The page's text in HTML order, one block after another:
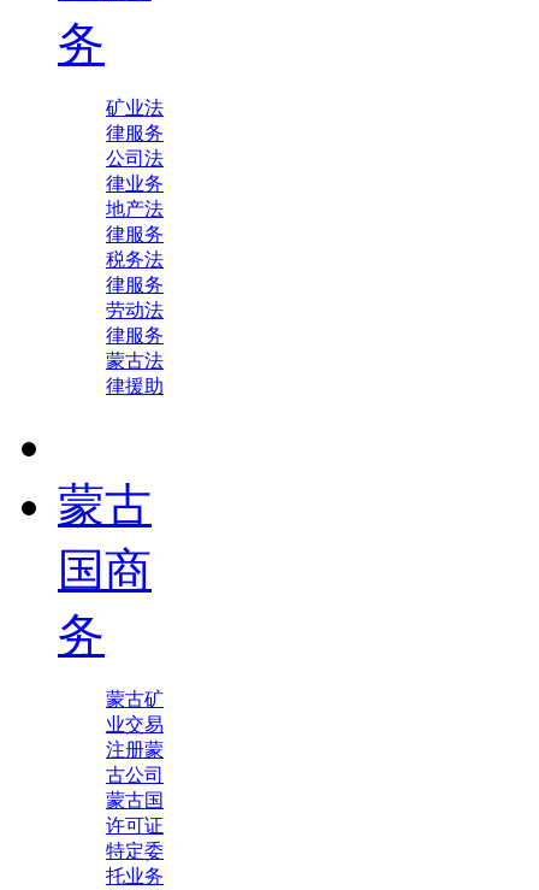
务
矿业法
律服务
公司法
律业务
地产法
律服务
税务法
律服务
劳动法
律服务
蒙古法
律援助
蒙古
国商
务
蒙古矿
业交易
注册蒙
古公司
蒙古国
许可证
特定委
托业务